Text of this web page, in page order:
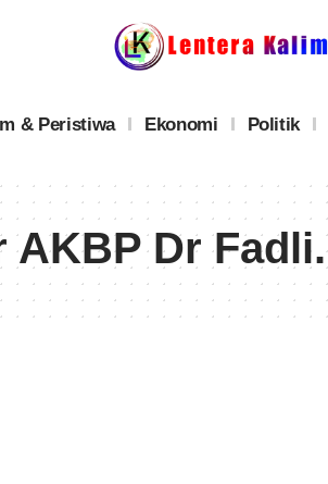
& Peristiwa Ekonomi Politik
AKBP Dr Fadli.